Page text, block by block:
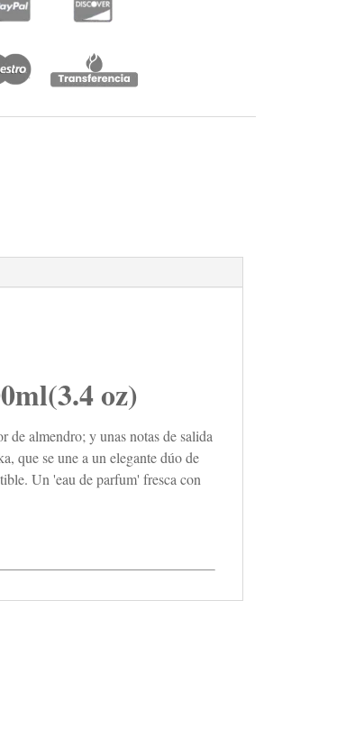
oz)
almendro; y unas notas de salida
que se une a un elegante dúo de
Un 'eau de parfum' fresca con